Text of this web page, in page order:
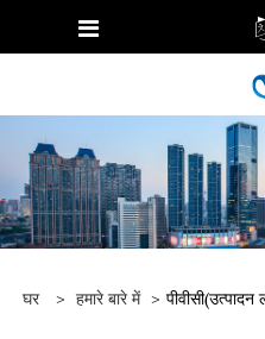
घर > हमारे बारे में >